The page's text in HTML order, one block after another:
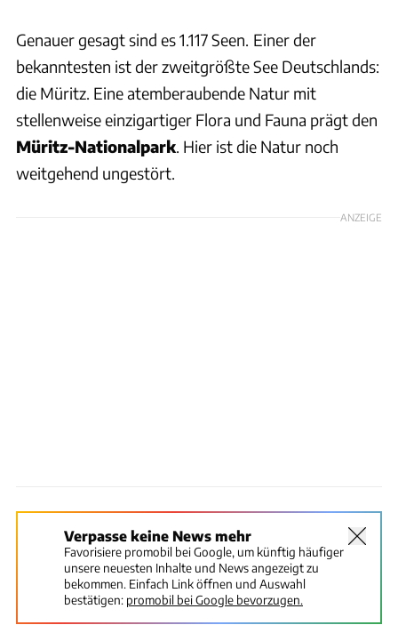
Genauer gesagt sind es 1.117 Seen. Einer der
bekanntesten ist der zweitgrößte See Deutschlands:
die Müritz. Eine atemberaubende Natur mit
stellenweise einzigartiger Flora und Fauna prägt den
Müritz-Nationalpark. Hier ist die Natur noch
weitgehend ungestört.
ANZEIGE
Verpasse keine News mehr
Favorisiere promobil bei Google, um künftig häufiger
unsere neuesten Inhalte und News angezeigt zu
bekommen. Einfach Link öffnen und Auswahl
bestätigen: promobil bei Google bevorzugen.